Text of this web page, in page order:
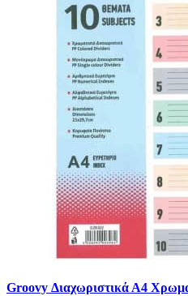
Groovy Διαχωριστικά Α4